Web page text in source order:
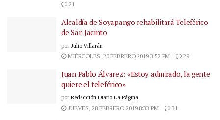
21
Alcaldía de Soyapango rehabilitará Teleférico
de San Jacinto
por Julio Villarán
MIÉRCOLES, 20 FEBRERO 2019 3:52 PM
29
Juan Pablo Álvarez: «Estoy admirado, la gente
quiere el teleférico»
por Redacción Diario La Página
JUEVES, 28 FEBRERO 2019 8:33 PM
31